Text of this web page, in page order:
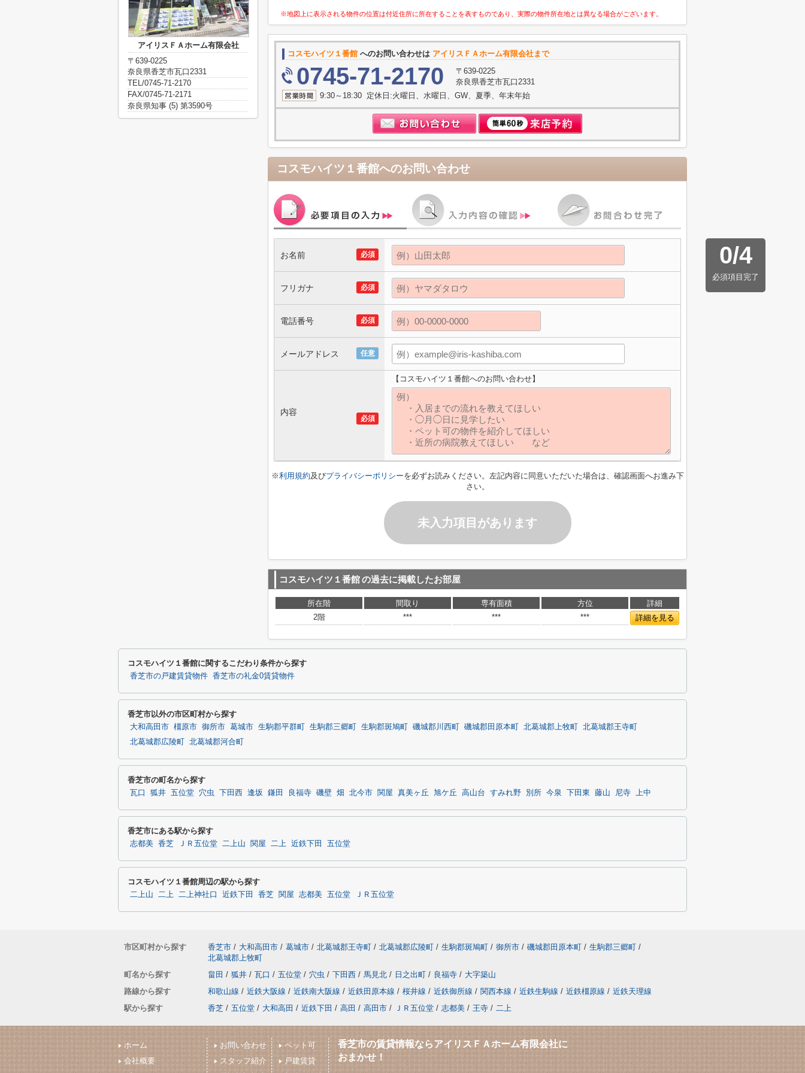
※地図上に表示される物件の位置は付近住所に所在することを表すものであり、実際の物件所在地とは異なる場合がございます。
コスモハイツ１番館 へのお問い合わせは アイリスＦＡホーム有限会社まで
0745-71-2170
〒639-0225
奈良県香芝市瓦口2331
9:30～18:30 定休日:火曜日、水曜日、GW、夏季、年末年始
コスモハイツ１番館へのお問い合わせ
0/4
必須項目完了
必須
お名前
必須
フリガナ
必須
電話番号
任意
メールアドレス
必須
内容
【コスモハイツ１番館へのお問い合わせ】
※利用規約及びプライバシーポリシーを必ずお読みください。左記内容に同意いただいた場合は、確認画面へお進み下
さい。
未入力項目があります
コスモハイツ１番館の過去に掲載したお部屋
所在階 間取り 専有面積 方位
詳細
2階
*** *** *** 詳細を見る
アイリスＦＡホーム有限会社
〒639-0225
奈良県香芝市瓦口2331
TEL/0745-71-2170
FAX/0745-71-2171
奈良県知事 (5) 第3590号
コスモハイツ１番館に関するこだわり条件から探す
香芝市の戸建賃貸物件 香芝市の礼金0賃貸物件
香芝市以外の市区町村から探す
大和高田市 橿原市 御所市 葛城市 生駒郡平群町 生駒郡三郷町 生駒郡斑鳩町 磯城郡川西町 磯城郡田原本町 北葛城郡上牧町
北葛城郡王寺町
北葛城郡広陵町
北葛城郡河合町
香芝市の町名から探す
瓦口 狐井 五位堂 穴虫 下田西 逢坂 鎌田 良福寺 磯壁 畑 北今市 関屋 真美ヶ丘 旭ケ丘 高山台 すみれ野 別所 今泉 下田東 藤山 尼寺 上中
香芝市にある駅から探す
志都美 香芝 ＪＲ五位堂 二上山 関屋 二上 近鉄下田 五位堂
コスモハイツ１番館周辺の駅から探す
二上山 二上 二上神社口 近鉄下田 香芝 関屋 志都美 五位堂 ＪＲ五位堂
市区町村から探す 香芝市 / 大和高田市 / 葛城市 / 北葛城郡王寺町 / 北葛城郡広陵町 / 生駒郡斑鳩町 / 御所市 / 磯城郡田原本町 / 生駒郡三郷町 /
北葛城郡上牧町
町名から探す
畠田 / 狐井 / 瓦口 / 五位堂 / 穴虫 / 下田西 / 馬見北 / 日之出町 / 良福寺 / 大字築山
路線から探す
和歌山線 / 近鉄大阪線 / 近鉄南大阪線 / 近鉄田原本線 / 桜井線 / 近鉄御所線 / 関西本線 / 近鉄生駒線 / 近鉄橿原線 / 近鉄天理線
駅から探す
香芝 / 五位堂 / 大和高田 / 近鉄下田 / 高田 / 高田市 / ＪＲ五位堂 / 志都美 / 王寺 / 二上
ホーム
会社概要
お問い合わせ
スタッフ紹介
ペット可
戸建賃貸
香芝市の賃貸情報ならアイリスＦＡホーム有限会社に
おまかせ！